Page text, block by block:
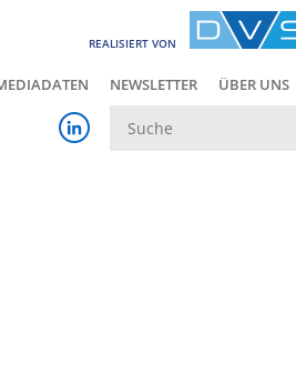
REALISIERT VON
NEWSLETTER ÜBER UNS